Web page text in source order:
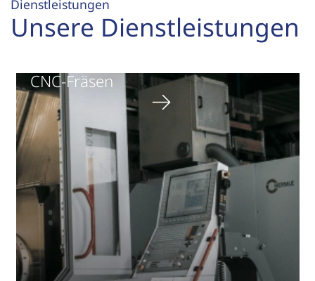
Dienstleistungen
Unsere Dienstleistungen
CNC-Fräsen